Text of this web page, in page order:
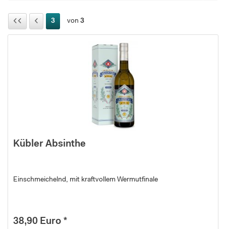
3 von 3
Kübler Absinthe
Einschmeichelnd, mit kraftvollem Wermutfinale
38,90 Euro *